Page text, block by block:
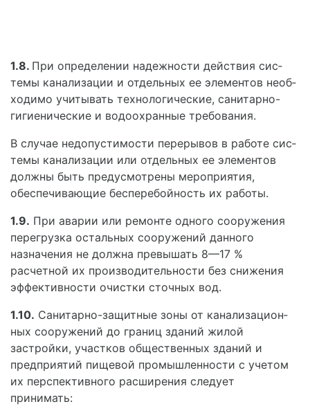
1.8. При определении надежности действия сис­
темы канализации и отдельных ее элементов необ­
ходимо учитывать технологические, санитарно-
гигие­нические и водоохранные требования.
В случае недопустимости перерывов в работе сис­
темы канализации или отдельных ее элементов
должны быть предусмотрены мероприятия,
обеспе­чивающие бесперебойность их работы.
1.9. При аварии или ремонте одного сооружения
перегрузка остальных сооружений данного
назначе­ния не должна превышать 8—17 %
расчетной их про­изводительности без снижения
эффективности очист­ки сточных вод.
1.10. Санитарно-защитные зоны от канализацион­
ных сооружений до границ зданий жилой
застройки, участков общественных зданий и
предприятий пи­щевой промышленности с учетом
их перспективно­го расширения следует
принимать: